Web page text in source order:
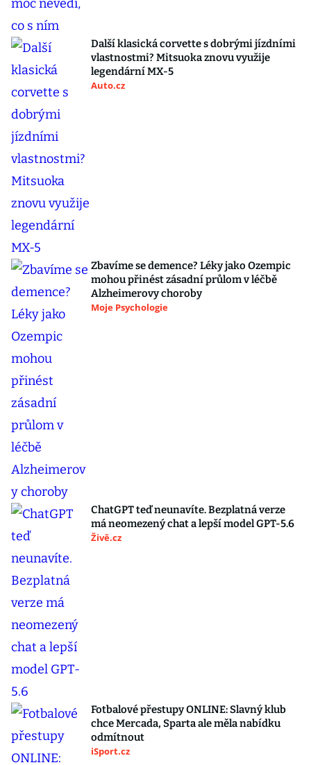
Další klasická corvette s dobrými jízdními
vlastnostmi? Mitsuoka znovu využije
legendární MX-5
Auto.cz
Zbavíme se demence? Léky jako Ozempic
mohou přinést zásadní průlom v léčbě
Alzheimerovy choroby
Moje Psychologie
ChatGPT teď neunavíte. Bezplatná verze
má neomezený chat a lepší model GPT-5.6
Živě.cz
Fotbalové přestupy ONLINE: Slavný klub
chce Mercada, Sparta ale měla nabídku
odmítnout
iSport.cz